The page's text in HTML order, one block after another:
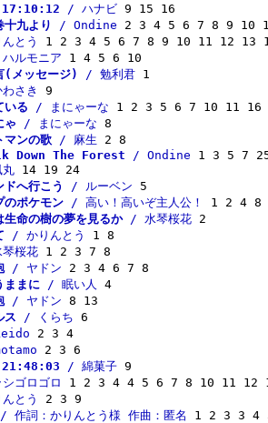
/ ハナビ
十九より
/ Ondine
とう
ルモニア
(メッセージ) / 勉利君
さき
いる / まにゃーな
ゃ / まにゃーな
マンの歌 / 麻生
Down The Forest / Ondine
へ行こう / ルーベン
のポケモン / 高い！高いぞ主人公！
生命の樹の夢を見るか / 水琴桜花
/ かりんとう
桜花
/ ヤドン
ままに / 眠い人
/ ヤドン
ス / くらち
/ 綿菓子
ゴロゴロ
とう
詞：かりんとう様 作曲：匿名